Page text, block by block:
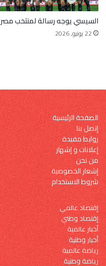
السيسي يوجه رسالة لمنتخب مصر
22 يونيو, 2026
الصفحة الرئيسية
إتصل بنا
روابط مفيدة
إعلانات و إشهار
من نحن
إشعار الخصوصية
شروط الاستخدام
إقتصاد عالمي
إقتصاد وطني
أخبار عالمية
أخبار وطنية
رياضة عالمية
رياضة وطنية